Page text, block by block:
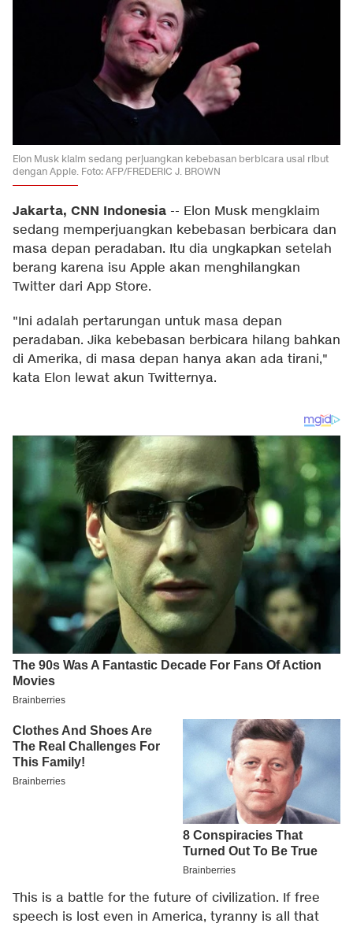
Elon Musk klaim sedang perjuangkan kebebasan berbicara usai ribut
dengan Apple. Foto: AFP/FREDERIC J. BROWN
Jakarta, CNN Indonesia -- Elon Musk mengklaim
sedang memperjuangkan kebebasan berbicara dan
masa depan peradaban. Itu dia ungkapkan setelah
berang karena isu Apple akan menghilangkan
Twitter dari App Store.
"Ini adalah pertarungan untuk masa depan
peradaban. Jika kebebasan berbicara hilang bahkan
di Amerika, di masa depan hanya akan ada tirani,"
kata Elon lewat akun Twitternya.
This is a battle for the future of civilization. If free
speech is lost even in America, tyranny is all that